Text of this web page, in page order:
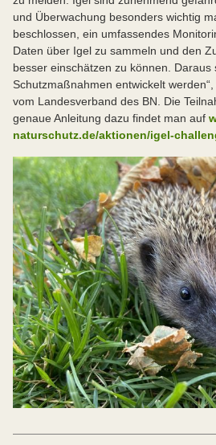
und Überwachung besonders wichtig
beschlossen, ein umfassendes
Daten über Igel zu sammeln und den
besser einschätzen zu können.
Schutzmaßnahmen entwickelt
vom Landesverband des BN. Die
genaue Anleitung dazu findet man auf
naturschutz.de/aktionen/igel-